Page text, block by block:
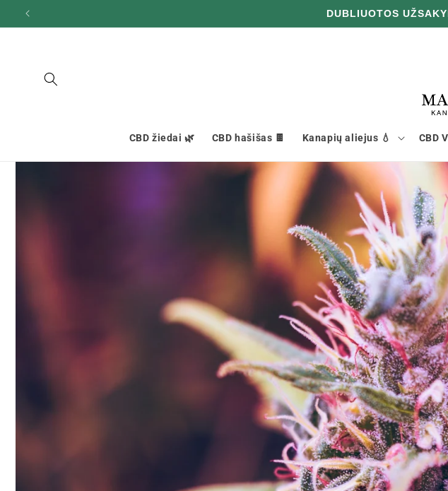
ir pereikite
prie turinio
DUBLIUOTOS
CBD žiedai 🌿 CBD hašišas 🍫 Kanapių aliejus 💧 CBD